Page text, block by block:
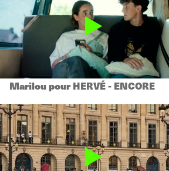
Marilou pour HERVÉ - ENCORE